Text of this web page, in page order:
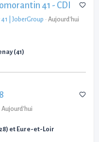
41 - CDI
| JoberGroup - Aujourd'hui
(41)
Aujourd'hui
et Eure-et-Loir